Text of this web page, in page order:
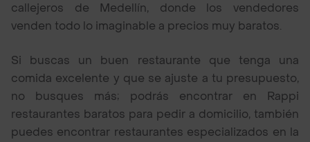
callejeros de Medellín, donde los vendedores
venden todo lo imaginable a precios muy baratos.
Si buscas un buen restaurante que tenga una
comida excelente y que se ajuste a tu presupuesto,
no busques más; podrás encontrar en Rappi
restaurantes baratos para pedir a domicilio, también
puedes encontrar restaurantes especializados en la